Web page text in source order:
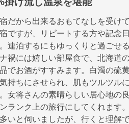
だから出来るおもてなしを受け
ですが、リピートする方や記念
連泊するにもゆっくりと過ごせ
禍には嬉しい部屋食で、北海道
でお酒がすすみます。白濁の硫
持ちにさせられ、肌もツルツル
女将さんの素晴らしい居心地の
ランク上の旅行にしてくれます
いと伺いましたが、行くと理解